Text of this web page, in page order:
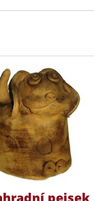
pejsek